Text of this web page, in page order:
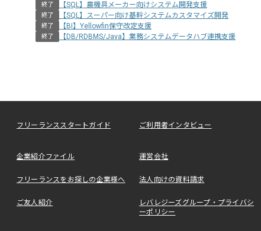
終了 【SQL】農機具メーカー向けシステム開発支援
終了 【SQL】スーパー向け基幹システムカスタマイズ開発
終了 【BI】Yellowfin保守改定支援
終了 【DB/RDBMS/Java】業務システムデータハブ連携支援
フリーランススタートガイド ご利用者インタビュー
企業紹介ファイル 運営会社
フリーランスをお探しの企業様へ 法人向けの資料請求
ご友人紹介
レバレジーズグループ・プライバシ
ーポリシー